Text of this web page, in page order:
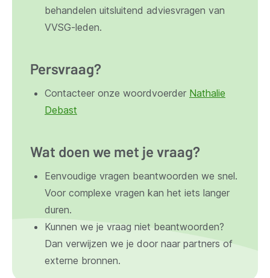
behandelen uitsluitend adviesvragen van
VVSG-leden.
Persvraag?
Contacteer onze woordvoerder Nathalie
Debast
Wat doen we met je vraag?
Eenvoudige vragen beantwoorden we snel.
Voor complexe vragen kan het iets langer
duren.
Kunnen we je vraag niet beantwoorden?
Dan verwijzen we je door naar partners of
externe bronnen.